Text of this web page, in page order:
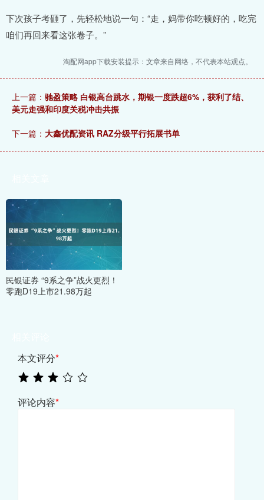
下次孩子考砸了，先轻松地说一句：“走，妈带你吃顿好的，吃完
咱们再回来看这张卷子。”
淘配网app下载安装提示：文章来自网络，不代表本站观点。
上一篇： 驰盈策略 白银高台跳水，期银一度跌超6%，获利了结、
美元走强和印度关税冲击共振
下一篇： 大鑫优配资讯 RAZ分级平行拓展书单
民银证券 “9系之争”战火更烈！
零跑D19上市21.98万起
本文评分*
评论内容*